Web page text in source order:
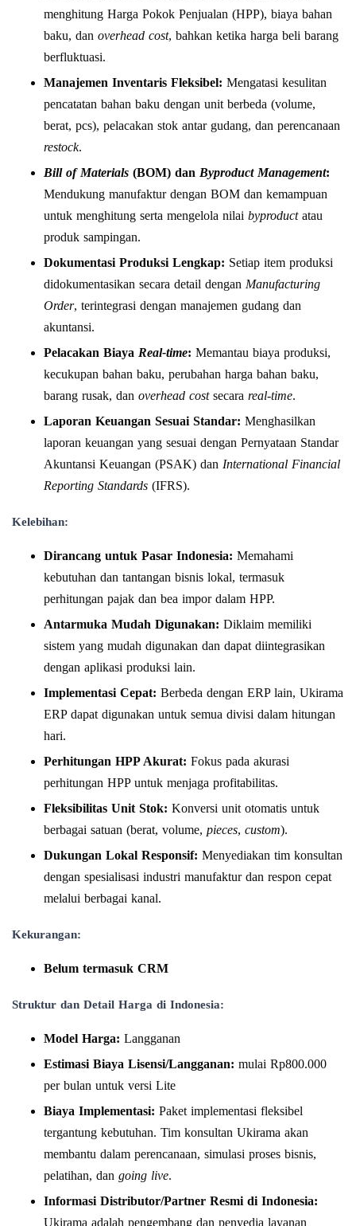
menghitung Harga Pokok Penjualan (HPP), biaya bahan
baku, dan overhead cost, bahkan ketika harga beli barang
berfluktuasi.
Manajemen Inventaris Fleksibel: Mengatasi kesulitan
pencatatan bahan baku dengan unit berbeda (volume,
berat, pcs), pelacakan stok antar gudang, dan perencanaan
restock.
Bill of Materials (BOM) dan Byproduct Management:
Mendukung manufaktur dengan BOM dan kemampuan
untuk menghitung serta mengelola nilai byproductatau
produk sampingan.
Dokumentasi Produksi Lengkap: Setiap item produksi
didokumentasikan secara detail dengan Manufacturing
Order, terintegrasi dengan manajemen gudang dan
akuntansi.
Pelacakan Biaya Real-time: Memantau biaya produksi,
kecukupan bahan baku, perubahan harga bahan baku,
barang rusak, dan overhead costsecara real-time.
Laporan Keuangan Sesuai Standar: Menghasilkan
laporan keuangan yang sesuai dengan Pernyataan Standar
Akuntansi Keuangan (PSAK) dan International Financial
Reporting Standards (IFRS).
Kelebihan:
Dirancang untuk Pasar Indonesia: Memahami
kebutuhan dan tantangan bisnis lokal, termasuk
perhitungan pajak dan bea impor dalam HPP.
Antarmuka Mudah Digunakan: Diklaim memiliki
sistem yang mudah digunakan dan dapat diintegrasikan
dengan aplikasi produksi lain.
Implementasi Cepat: Berbeda dengan ERP lain, Ukirama
ERP dapat digunakan untuk semua divisi dalam hitungan
hari.
Perhitungan HPP Akurat: Fokus pada akurasi
perhitungan HPP untuk menjaga profitabilitas.
Fleksibilitas Unit Stok: Konversi unit otomatis untuk
berbagai satuan (berat, volume, pieces, custom).
Dukungan Lokal Responsif: Menyediakan tim konsultan
dengan spesialisasi industri manufaktur dan respon cepat
melalui berbagai kanal.
Kekurangan:
Belum termasuk CRM
Struktur dan Detail Harga di Indonesia:
Model Harga: Langganan
Estimasi Biaya Lisensi/Langganan: mulai Rp800.000
per bulan untuk versi Lite
Biaya Implementasi: Paket implementasi fleksibel
tergantung kebutuhan. Tim konsultan Ukirama akan
membantu dalam perencanaan, simulasi proses bisnis,
pelatihan, dan going live.
Informasi Distributor/Partner Resmi di Indonesia:
Ukirama adalah pengembang dan penyedia layanan